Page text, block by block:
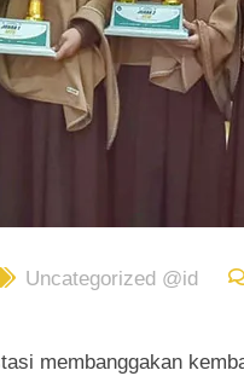
Uncategorized @id
membanggakan